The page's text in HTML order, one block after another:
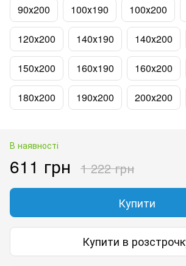
90х200 100х190 100х200
120х200 140х190 140х200
150х200 160х190 160х200
180х200 190х200 200х200
В наявності
611 грн 1 222 грн
Купити
Купити в